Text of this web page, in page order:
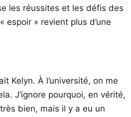
les réussites et les défis des
espoir » revient plus d’une
Kelyn. À l’université, on me
J’ignore pourquoi, en vérité,
bien, mais il y a eu un